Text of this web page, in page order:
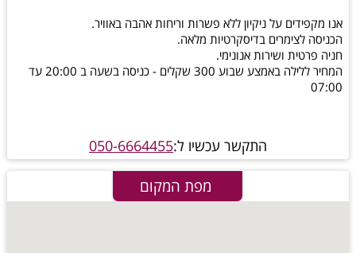
אנו מקפידים על ניקיון ללא פשרות וריחות אהבה באוויר.
הכניסה לצימרים בדיסקרטיות מלאה.
חניה פרטית ושירות אנונימי.
המחיר ללילה באמצע שבוע 300 שקלים - כניסה בשעה ב 20:00 עד
07:00
התקשר עכשיו ל:050-6664455
מפת המקום